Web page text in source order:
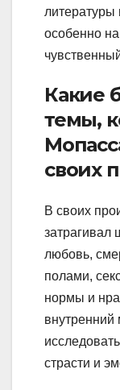
литературы
особенно
Какие
темы,
своих
В своих
затрагивал
любовь,
полами,
нормы и
внутренний
страсти и